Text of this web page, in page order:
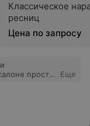
Классическое
ресниц
Цена по запросу
просто
Еще